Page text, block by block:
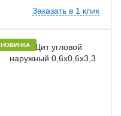
Заказать в 1 клик
НОВИНКА